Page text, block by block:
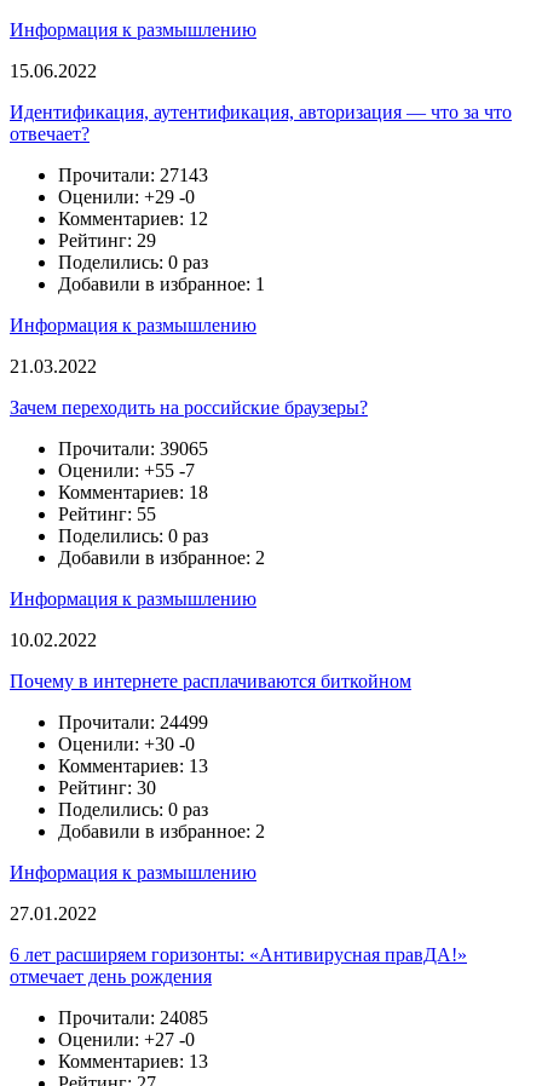
Информация к размышлению
15.06.2022
Идентификация, аутентификация, авторизация — что за что
отвечает?
Прочитали: 27143
Оценили: +29 -0
Комментариев: 12
Рейтинг: 29
Поделились: 0 раз
Добавили в избранное: 1
Информация к размышлению
21.03.2022
Зачем переходить на российские браузеры?
Прочитали: 39065
Оценили: +55 -7
Комментариев: 18
Рейтинг: 55
Поделились: 0 раз
Добавили в избранное: 2
Информация к размышлению
10.02.2022
Почему в интернете расплачиваются биткойном
Прочитали: 24499
Оценили: +30 -0
Комментариев: 13
Рейтинг: 30
Поделились: 0 раз
Добавили в избранное: 2
Информация к размышлению
27.01.2022
6 лет расширяем горизонты: «Антивирусная правДА!»
отмечает день рождения
Прочитали: 24085
Оценили: +27 -0
Комментариев: 13